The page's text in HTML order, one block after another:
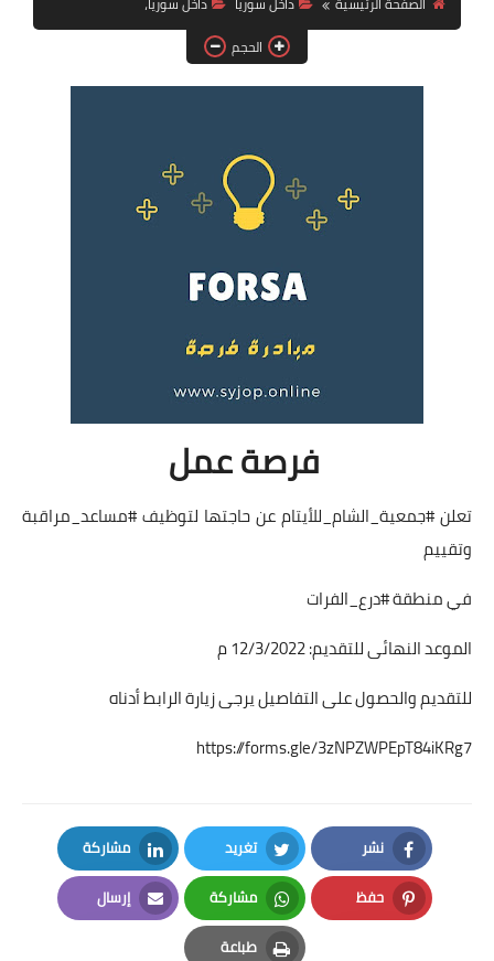
فرص عمل في العراق
فرص عمل في اليمن
دورات تدريبية
الحجم
فرصة عمل
تعلن #جمعية_الشام_للأيتام عن حاجتها لتوظيف #مساعد_مراقبة
وتقييم
في منطقة #درع_الفرات
الموعد النهائى للتقديم: 12/3/2022 م
للتقديم والحصول على التفاصيل يرجى زيارة الرابط أدناه
https://forms.gle/3zNPZWPEpT84iKRg7
نشر
Facebook
تغريد
Twitter
مشاركة
LinkedIn
حفظ
Pinterest
مشاركة
Whatsapp
إرسال
Email
طباعة